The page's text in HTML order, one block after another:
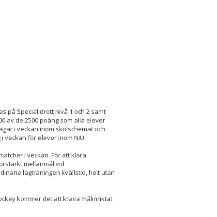
på Specialidrott nivå 1 och 2 samt
av de 2500 poäng som alla elever
i veckan inom skolschemat och
veckan för elever inom NIU.
i veckan. För att klara
mellanmål vid
lagträningen kvällstid, helt utan
kommer det att kräva målinriktat